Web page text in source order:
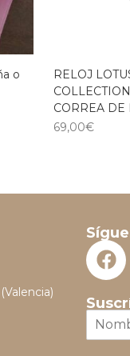
o
RELOJ
CORREA DE
69,00€